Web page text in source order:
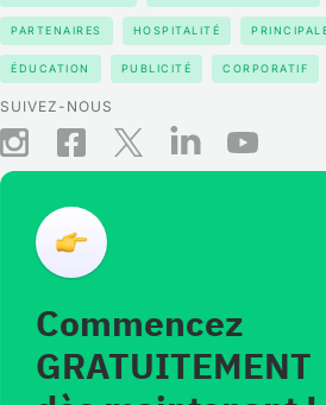
PARTENAIRES HOSPITALITÉ
ÉDUCATION PUBLICITÉ CORPORATIF
SUIVEZ-NOUS
Commencez
GRATUITEMENT